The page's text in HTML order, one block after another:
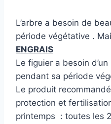
L’arbre a besoin de
période végétative .
ENGRAIS
Le figuier a besoin
pendant sa période
Le produit
protection et
printemps : toutes les